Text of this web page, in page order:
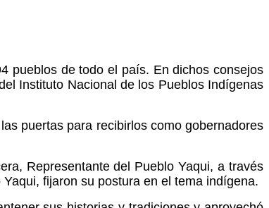
pueblos de todo el país. En dichos consejos
Instituto Nacional de los Pueblos Indígenas
puertas para recibirlos como gobernadores
Representante del Pueblo Yaqui, a través
fijaron su postura en el tema indígena.